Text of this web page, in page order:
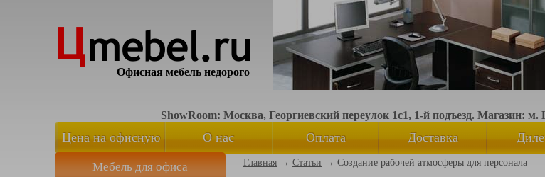
Офисная мебель недорого
ShowRoom: Москва, Георгиевский переулок 1с1, 1-й подъезд. Магазин:
Цена на офисную
мебель
О нас Оплата Доставка
Мебель для офиса Главная → Статьи → Создание рабочей атмосферы для персонала